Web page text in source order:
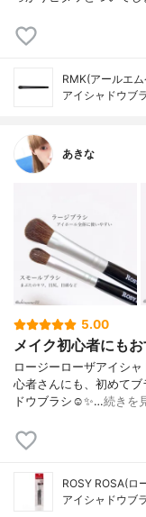
RMK(アールエ
アイシャドウブ
あきな
5.00
メイク初心者にも
ロージーローザ アイシ
心者さんにも、 初めて
ドウブラシ☺️✨…続きを
ROSY ROSA(ロ
アイシャドウブ